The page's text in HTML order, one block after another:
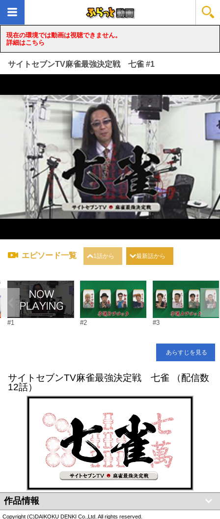
現在の環境では動画は視聴できません。
詳細はこちら
サイトセブンTV麻雀最強決定戦 七雀 #1
loading...
エピソード一覧 1話から 最新話から
#1 #2 #3
あらすじを見る
サイトセブンTV麻雀最強決定戦 七雀 （配信数
12話）
作品情報
Copyright (C)DAIKOKU DENKI Co.,Ltd. All rights reserved.